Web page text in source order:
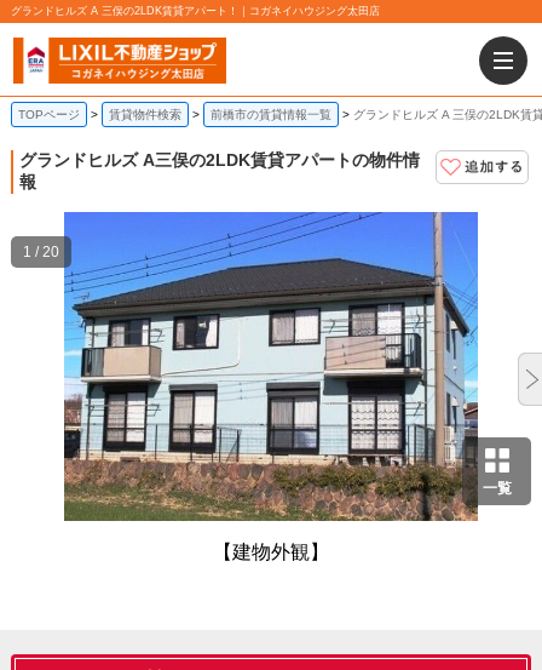
グランドヒルズ A 三俣の2LDK賃貸アパート！｜コガネイハウジング太田店
TOPページ 賃貸物件検索 前橋市の賃貸情報一覧 グランドヒルズ A 三俣の2LDK賃
グランドヒルズ A三俣の2LDK賃貸アパートの物件情
報
一覧
【建物外観】
1 / 20